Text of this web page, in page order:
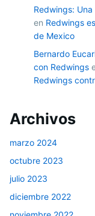
Redwings:
en Redwings
de Mexico
Bernardo
con Redwings
Redwings
Archivos
marzo 2024
octubre 2023
julio 2023
diciembre 2022